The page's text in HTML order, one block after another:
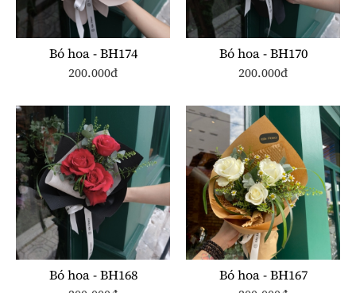
Bó hoa - BH174
200.000đ
Bó hoa - BH170
200.000đ
Bó hoa - BH168 Bó hoa - BH167